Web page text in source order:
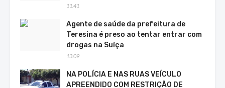
11:41
Agente de saúde da prefeitura de
Teresina é preso ao tentar entrar com
drogas na Suíça
13:09
NA POLÍCIA E NAS RUAS VEÍCULO
APREENDIDO COM RESTRIÇÃO DE